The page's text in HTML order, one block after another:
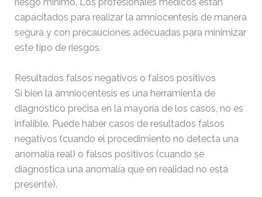
capacitados para realizar la amniocentesis de manera
segura y con precauciones adecuadas para minimizar
este tipo de riesgos.
Resultados falsos negativos o falsos positivos
Si bien la amniocentesis es una herramienta de
diagnóstico precisa en la mayoría de los casos, no es
infalible. Puede haber casos de resultados falsos
negativos (cuando el procedimiento no detecta una
anomalía real) o falsos positivos (cuando se
diagnostica una anomalía que en realidad no está
presente).